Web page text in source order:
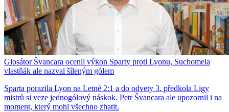
Glosátor Švancara ocenil výkon Sparty proti Lyonu, Suchomela
vlastňák ale nazval šíleným gólem
Sparta porazila Lyon na Letné 2:1 a do odvety 3. předkola Ligy
mistrů si veze jednogólový náskok. Petr Švancara ale upozornil i na
moment, který mohl všechno zhatit.